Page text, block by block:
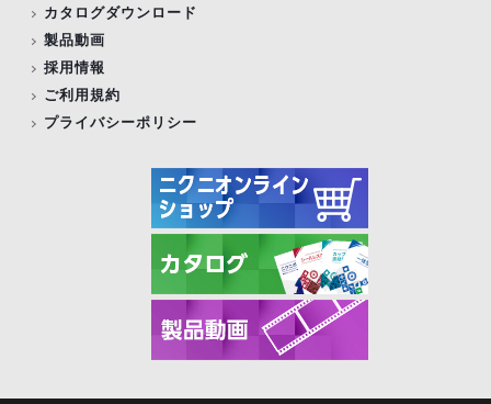
カタログダウンロード
製品動画
採用情報
ご利用規約
プライバシーポリシー